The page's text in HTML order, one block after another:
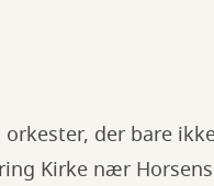
der bare
Kirke nær